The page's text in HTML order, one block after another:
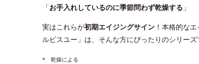
「お手入れしているのに季節問わず乾燥する 」
実はこれらが初期エイジングサイン ！本格的な
ルビスユー」は、そんな方にぴったりのシリーズ
* 乾燥による